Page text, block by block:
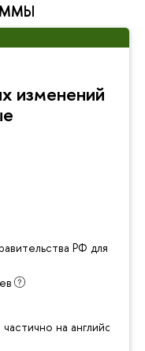
изменений
РФ для
на английском